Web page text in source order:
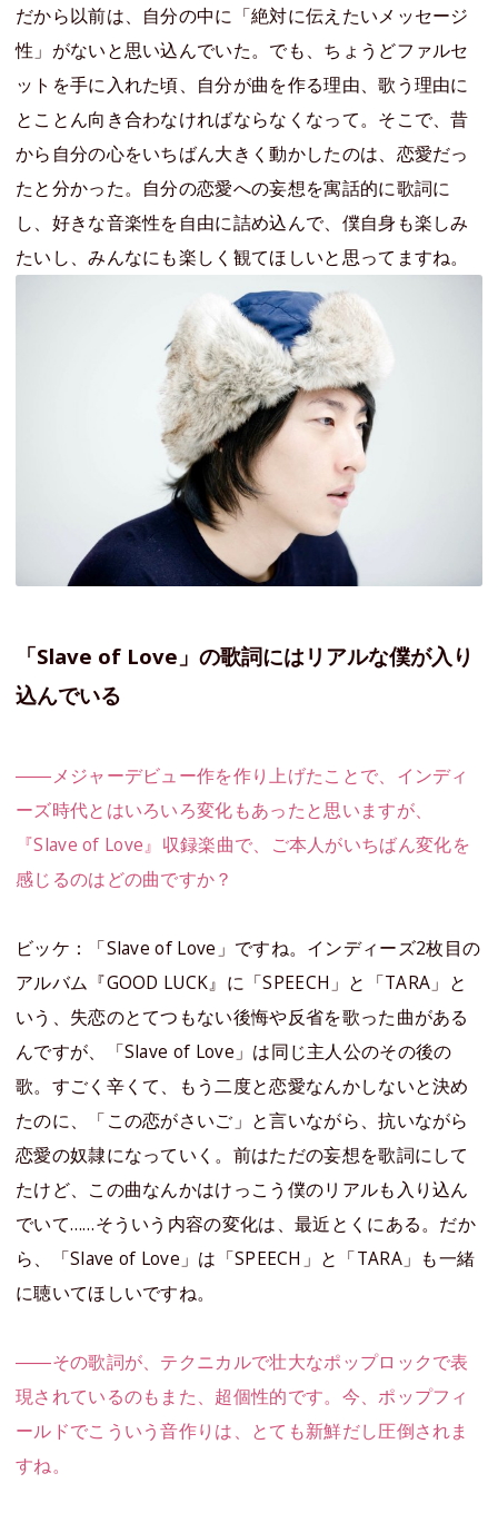
だから以前は、自分の中に「絶対に伝えたいメッセージ
性」がないと思い込んでいた。でも、ちょうどファルセ
ットを手に入れた頃、自分が曲を作る理由、歌う理由に
とことん向き合わなければならなくなって。そこで、昔
から自分の心をいちばん大きく動かしたのは、恋愛だっ
たと分かった。自分の恋愛への妄想を寓話的に歌詞に
し、好きな音楽性を自由に詰め込んで、僕自身も楽しみ
たいし、みんなにも楽しく観てほしいと思ってますね。
「Slave of Love」の歌詞にはリアルな僕が入り
込んでいる
――メジャーデビュー作を作り上げたことで、インディ
ーズ時代とはいろいろ変化もあったと思いますが、
『Slave of Love』収録楽曲で、ご本人がいちばん変化を
感じるのはどの曲ですか？
ビッケ：「Slave of Love」ですね。インディーズ2枚目の
アルバム『GOOD LUCK』に「SPEECH」と「TARA」と
いう、失恋のとてつもない後悔や反省を歌った曲がある
んですが、「Slave of Love」は同じ主人公のその後の
歌。すごく辛くて、もう二度と恋愛なんかしないと決め
たのに、「この恋がさいご」と言いながら、抗いながら
恋愛の奴隷になっていく。前はただの妄想を歌詞にして
たけど、この曲なんかはけっこう僕のリアルも入り込ん
でいて……そういう内容の変化は、最近とくにある。だか
ら、「Slave of Love」は「SPEECH」と「TARA」も一緒
に聴いてほしいですね。
――その歌詞が、テクニカルで壮大なポップロックで表
現されているのもまた、超個性的です。今、ポップフィ
ールドでこういう音作りは、とても新鮮だし圧倒されま
すね。